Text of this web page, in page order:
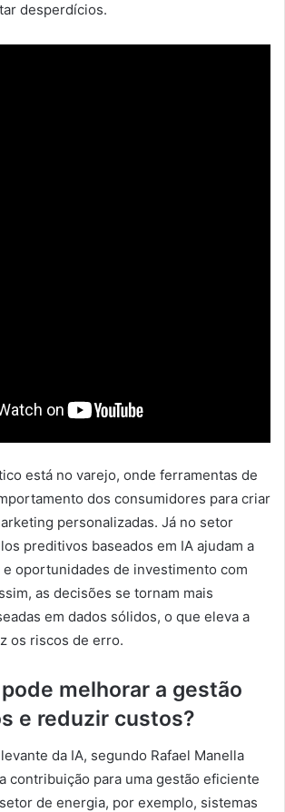
desperdícios.
está no varejo, onde ferramentas de
dos consumidores para criar
personalizadas. Já no setor
preditivos baseados em IA ajudam a
oportunidades de investimento com
as decisões se tornam mais
em dados sólidos, o que eleva a
os riscos de erro.
melhorar a gestão
e reduzir custos?
da IA, segundo Rafael Manella
contribuição para uma gestão eficiente
de energia, por exemplo, sistemas